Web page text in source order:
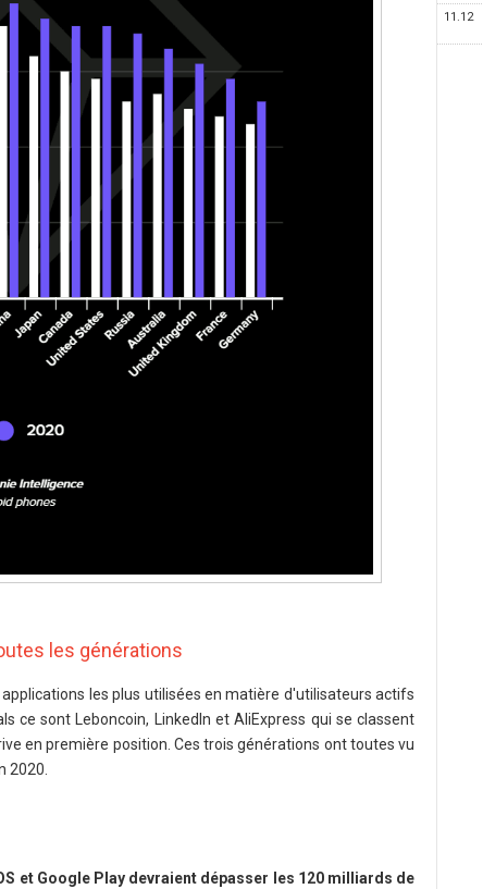
les générations
les plus utilisées en matière d'utilisateurs actifs
ce sont Leboncoin, LinkedIn et AliExpress qui se classent
en première position. Ces trois générations ont toutes vu
2020.
et Google Play devraient dépasser les 120 milliards de
11.12